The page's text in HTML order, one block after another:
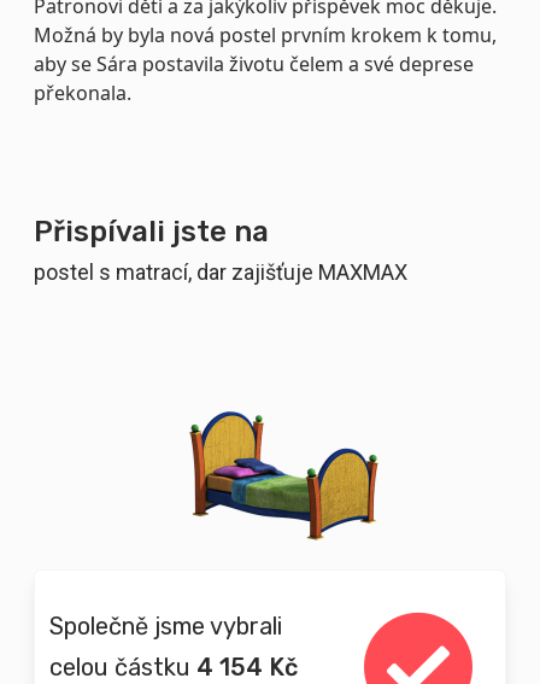
Přispívali jste na
postel s matrací, dar zajišťuje MAXMAX
Společně jsme vybrali
celou částku 4 154 Kč
Patronovi dětí a za jakýkoliv příspěvek moc děkuje.
Možná by byla nová postel prvním krokem k tomu,
aby se Sára postavila životu čelem a své deprese
překonala.